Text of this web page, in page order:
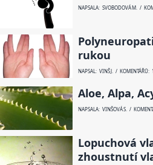
NAPSALA: SVOBODOVÁ M. /
rukou
NAPSAL: VINŠ J. / KOMENTÁŘŮ:
Aloe, Alpa,
NAPSALA: VINŠOVÁ S. /
Lopuchová
zhoustnutí